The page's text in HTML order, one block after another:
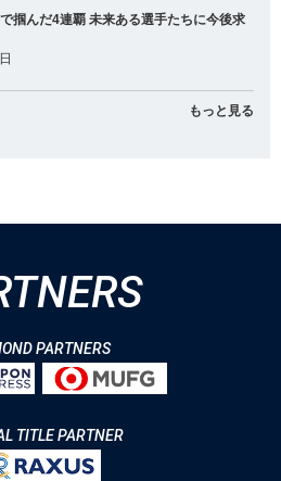
掴んだ4連覇 未来ある選手たちに今後求
もっと見る
PARTNERS
TITLE PARTNER